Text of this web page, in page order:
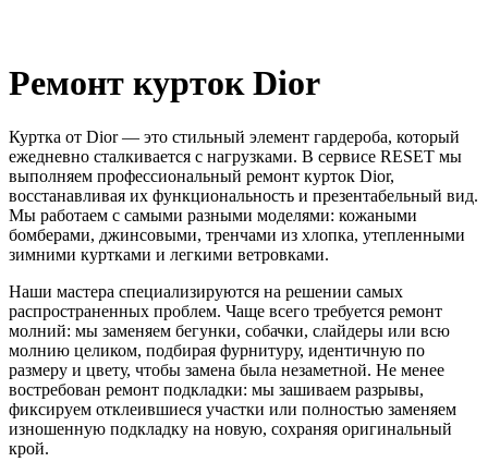
Ремонт курток Dior
Куртка от Dior — это стильный элемент гардероба, который
ежедневно сталкивается с нагрузками. В сервисе RESET мы
выполняем профессиональный ремонт курток Dior,
восстанавливая их функциональность и презентабельный вид.
Мы работаем с самыми разными моделями: кожаными
бомберами, джинсовыми, тренчами из хлопка, утепленными
зимними куртками и легкими ветровками.
Наши мастера специализируются на решении самых
распространенных проблем. Чаще всего требуется ремонт
молний: мы заменяем бегунки, собачки, слайдеры или всю
молнию целиком, подбирая фурнитуру, идентичную по
размеру и цвету, чтобы замена была незаметной. Не менее
востребован ремонт подкладки: мы зашиваем разрывы,
фиксируем отклеившиеся участки или полностью заменяем
изношенную подкладку на новую, сохраняя оригинальный
крой.